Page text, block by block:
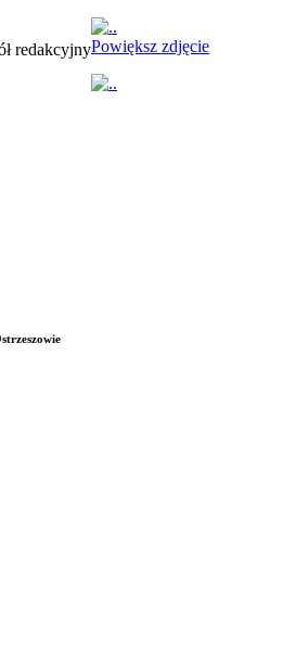
redakcyjnyPowiększ zdjęcie